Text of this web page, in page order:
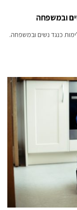
ובמשפחה
אלימות כנגד נשים ובמשפחה.